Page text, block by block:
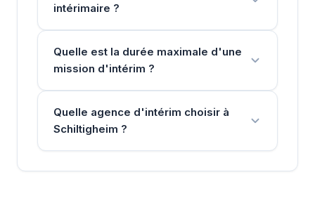
intérimaire ?
Quelle est la durée maximale d'une
mission d'intérim ?
Quelle agence d'intérim choisir à
Schiltigheim ?